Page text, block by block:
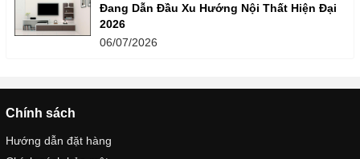
Đang Dẫn Đầu Xu Hướng Nội Thất Hiện Đại
2026
06/07/2026
Chính sách
Hướng dẫn đặt hàng